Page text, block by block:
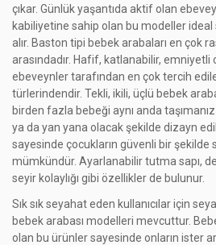
çıkar. Günlük yaşantıda aktif olan
kabiliyetine sahip olan bu modeller ideal
alır. Baston tipi bebek arabaları en çok
arasındadır. Hafif, katlanabilir, emniyetli
ebeveynler tarafından en çok tercih
türlerindendir. Tekli, ikili, üçlü bebek
birden fazla bebeği aynı anda
ya da yan yana olacak şekilde dizayn
sayesinde çocukların güvenli bir şekilde
mümkündür. Ayarlanabilir tutma sapı,
seyir kolaylığı gibi özellikler de bulunur.
Sık sık seyahat eden kullanıcılar için
bebek arabası modelleri mevcuttur.
olan bu ürünler sayesinde onların ister